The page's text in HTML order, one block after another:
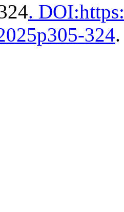
.
324.